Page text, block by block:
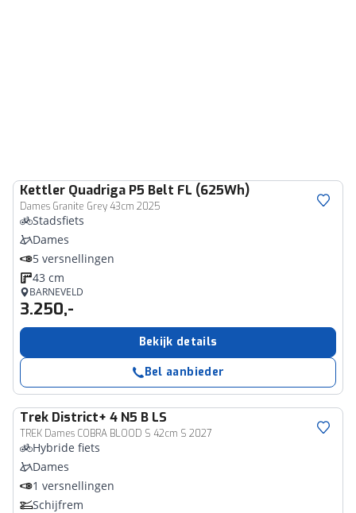
Kettler Quadriga P5 Belt FL (625Wh)
Dames Granite Grey 43cm 2025
Stadsfiets
Dames
5 versnellingen
43 cm
BARNEVELD
3.250,-
Bekijk details
Bel aanbieder
Trek District+ 4 N5 B LS
TREK Dames COBRA BLOOD S 42cm S 2027
Hybride fiets
Dames
1 versnellingen
Schijfrem